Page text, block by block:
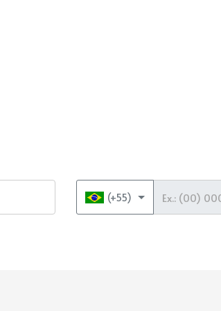
(+55)